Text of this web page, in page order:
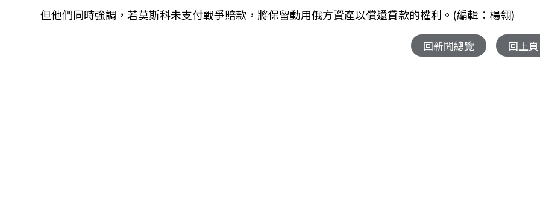
但他們同時強調，若莫斯科未支付戰爭賠款，將保留動用俄方資產以償還貸款的權利。(編輯：楊翎)
回新聞總覽 回上頁